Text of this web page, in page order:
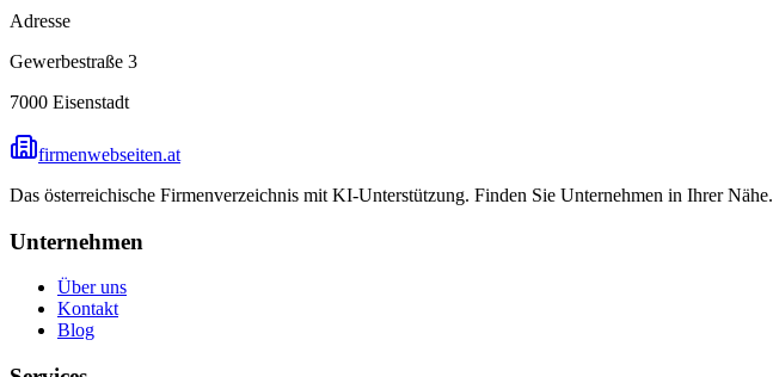
Adresse
Gewerbestraße 3
7000 Eisenstadt
firmenwebseiten.at
Das österreichische Firmenverzeichnis mit KI-Unterstützung. Finden Sie Unternehmen in Ihrer Nähe.
Unternehmen
Über uns
Kontakt
Blog